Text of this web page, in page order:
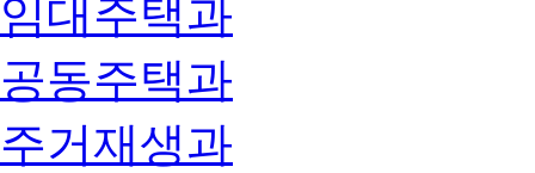
임대주택과
공동주택과
주거재생과